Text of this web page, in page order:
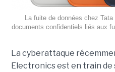
La fuite de données chez
documents confidentiels liés aux
La cyberattaque
Electronics est en train de